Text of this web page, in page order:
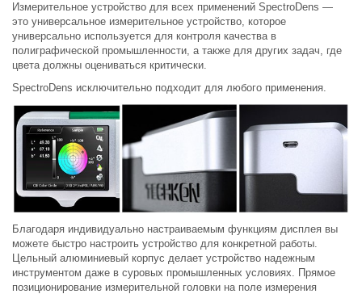
Измерительное устройство для всех применений SpectroDens —
это универсальное измерительное устройство, которое
универсально используется для контроля качества в
полиграфической промышленности, а также для других задач, где
цвета должны оцениваться критически.
SpectroDens исключительно подходит для любого применения.
Благодаря индивидуально настраиваемым функциям дисплея вы
можете быстро настроить устройство для конкретной работы.
Цельный алюминиевый корпус делает устройство надежным
инструментом даже в суровых промышленных условиях. Прямое
позиционирование измерительной головки на поле измерения